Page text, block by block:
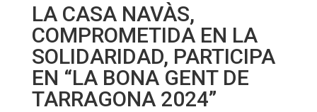
LA CASA NAVÀS,
COMPROMETIDA EN LA
SOLIDARIDAD, PARTICIPA
EN “LA BONA GENT DE
TARRAGONA 2024”